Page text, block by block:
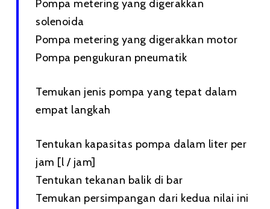
Pompa metering yang digerakkan
solenoida
Pompa metering yang digerakkan motor
Pompa pengukuran pneumatik
Temukan jenis pompa yang tepat dalam
empat langkah
Tentukan kapasitas pompa dalam liter per
jam [l / jam]
Tentukan tekanan balik di bar
Temukan persimpangan dari kedua nilai ini